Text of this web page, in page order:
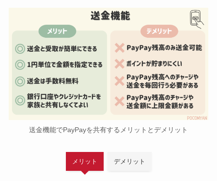
送金機能でPayPayを共有するメリットとデメリット
メリット デメリット